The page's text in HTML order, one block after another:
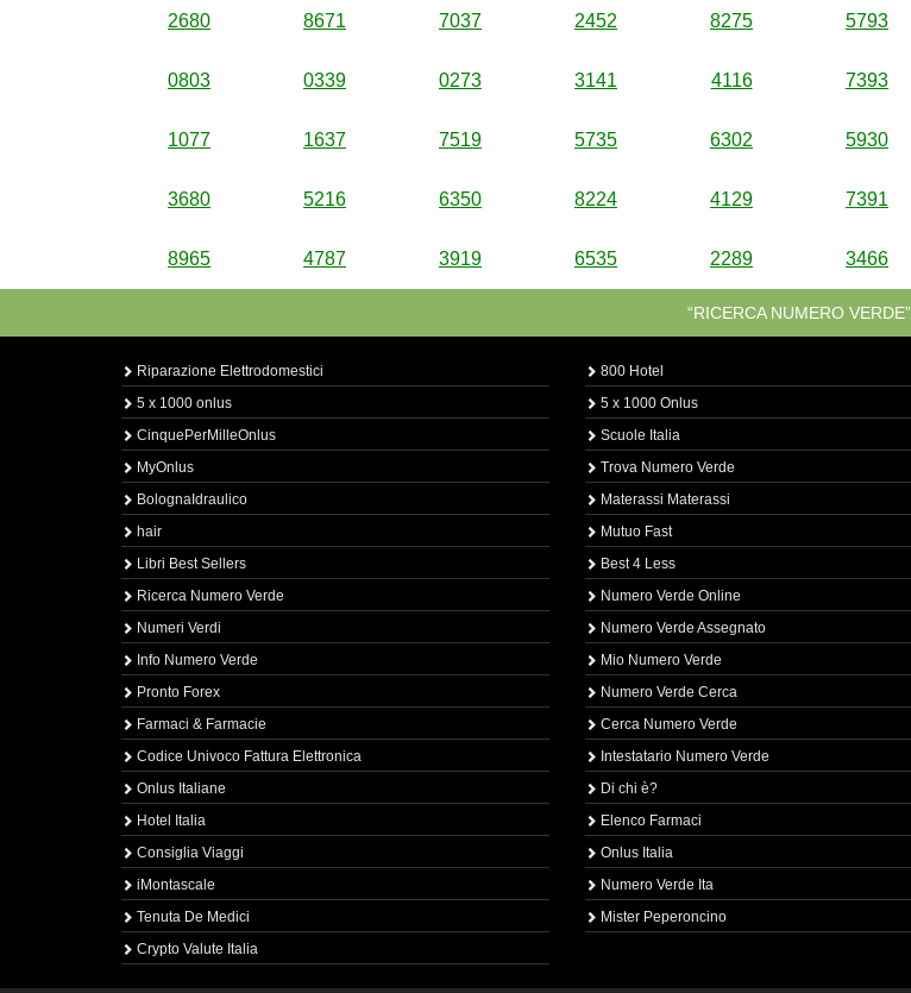
2680 8671 7037 2452 8275 5793
0803 0339 0273 3141 4116 7393
1077 1637 7519 5735 6302 5930
3680 5216 6350 8224 4129 7391
8965 4787 3919 6535 2289 3466
“RICERCA NUMERO VERDE”
Riparazione Elettrodomestici
5 x 1000 onlus
CinquePerMilleOnlus
MyOnlus
BolognaIdraulico
hair
Libri Best Sellers
Ricerca Numero Verde
Numeri Verdi
Info Numero Verde
Pronto Forex
Farmaci & Farmacie
Codice Univoco Fattura Elettronica
Onlus Italiane
Hotel Italia
Consiglia Viaggi
iMontascale
Tenuta De Medici
Crypto Valute Italia
800 Hotel
5 x 1000 Onlus
Scuole Italia
Trova Numero Verde
Materassi Materassi
Mutuo Fast
Best 4 Less
Numero Verde Online
Numero Verde Assegnato
Mio Numero Verde
Numero Verde Cerca
Cerca Numero Verde
Intestatario Numero Verde
Di chi è?
Elenco Farmaci
Onlus Italia
Numero Verde Ita
Mister Peperoncino